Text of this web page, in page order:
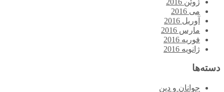
می 2016
آوریل 2016
مارس 2016
فوریه 2016
ژانویه 2016
دسته‌ها
جوانان و دین